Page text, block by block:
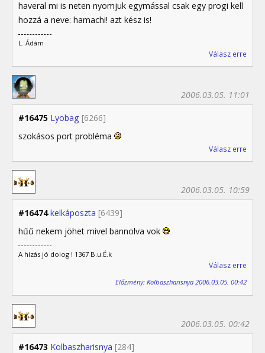
haveral mi is neten nyomjuk egymással csak egy progi kell
hozzá a neve: hamachi! azt kész is!
L. Ádám
Válasz erre
#16475 Lyobag [6266]
2006.03.05. 11:01
szokásos port probléma
Válasz erre
#16474 kelkáposzta [6439]
2006.03.05. 10:59
hűű nekem jöhet mivel bannolva vok
A hízás jó dolog ! 1367 B.u.É.k
Válasz erre
Előzmény: Kolbaszharisnya 2006.03.05. 00:42
#16473 Kolbaszharisnya [284]
2006.03.05. 00:42